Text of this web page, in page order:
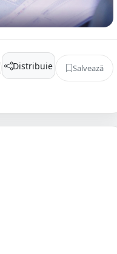
Distribuie Salvează